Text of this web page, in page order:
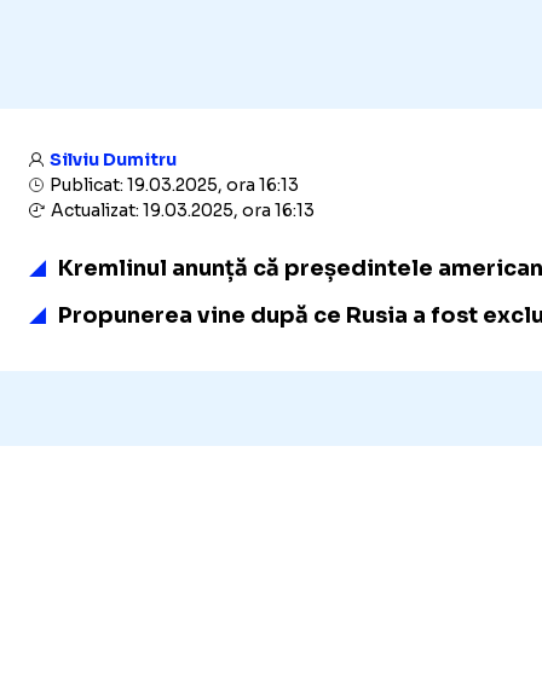
Silviu Dumitru
Publicat: 19.03.2025, ora 16:13
Actualizat: 19.03.2025, ora 16:13
Kremlinul anunță că președintele
Propunerea vine după ce Rusia a fost